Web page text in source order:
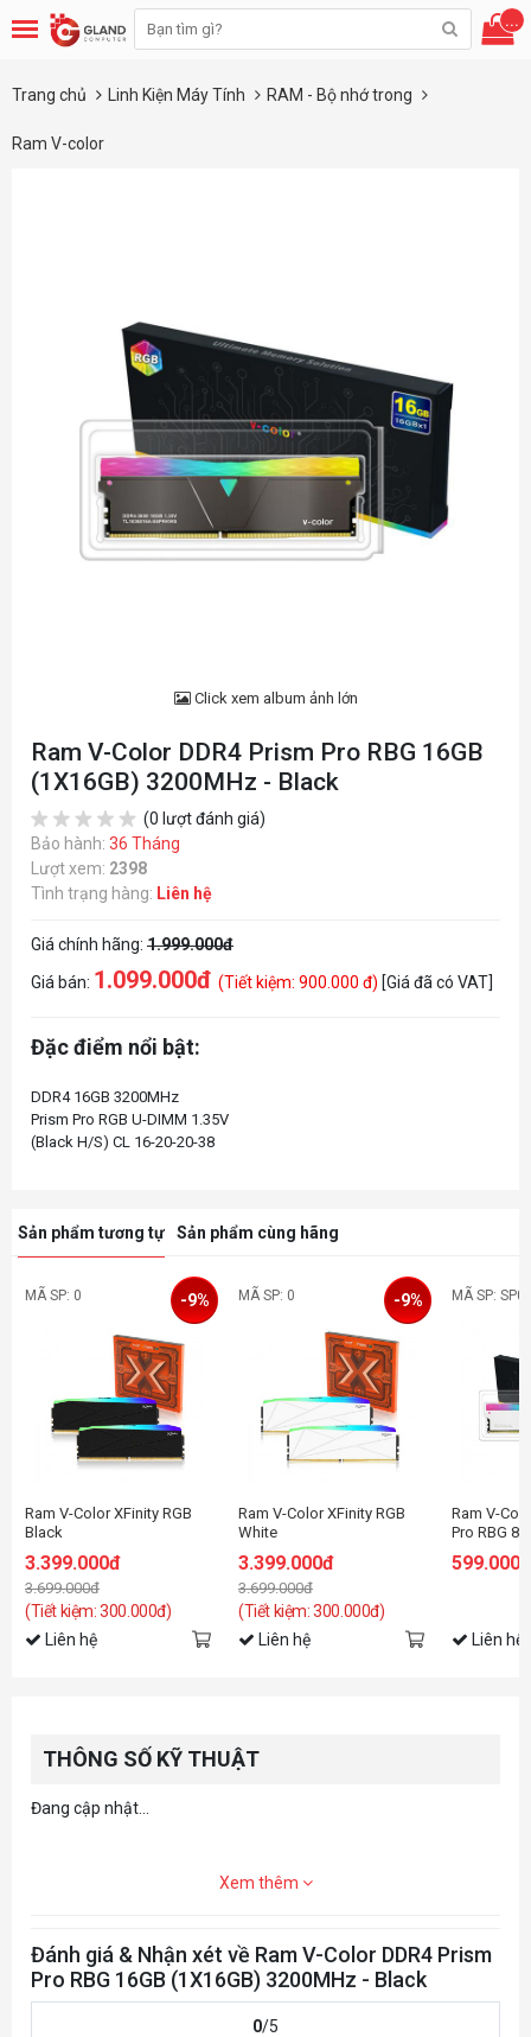
...
Trang chủ Linh Kiện Máy Tính RAM - Bộ nhớ trong
Ram V-color
Click xem album ảnh lớn
Ram V-Color DDR4 Prism Pro RBG 16GB
(1X16GB) 3200MHz - Black
(0 lượt đánh giá)
Bảo hành: 36 Tháng
Lượt xem: 2398
Tình trạng hàng: Liên hệ
Giá chính hãng: 1.999.000đ
Giá bán: 1.099.000đ (Tiết kiệm: 900.000 đ) [Giá đã có VAT]
Đặc điểm nổi bật:
DDR4 16GB 3200MHz
Prism Pro RGB U-DIMM 1.35V
Sản phẩm tương tự Sản phẩm cùng hãng
MÃ SP: 0
Ram V-Color XFinity RGB
Black
32GB (2x 16GB) DDR5
6000Mhz (Dual XMP 3.0 +
AMD EXPO)
3.399.000đ
3.699.000đ
(Tiết kiệm: 300.000đ)
-9%
Liên hệ
MÃ SP: 0
Ram V-Color XFinity RGB
White
32GB (2x 16GB) DDR5
6000Mhz (Dual XMP 3.0 +
AMD EXPO)
3.399.000đ
3.699.000đ
(Tiết kiệm: 300.000đ)
-9%
Liên hệ
MÃ SP:
Ram V-
Pro RBG
599.000đ
Liên hệ
THÔNG SỐ KỸ THUẬT
Đang cập nhật...
Xem thêm
Đánh giá & Nhận xét về Ram V-Color DDR4 Prism
Pro RBG 16GB (1X16GB) 3200MHz - Black
0/5